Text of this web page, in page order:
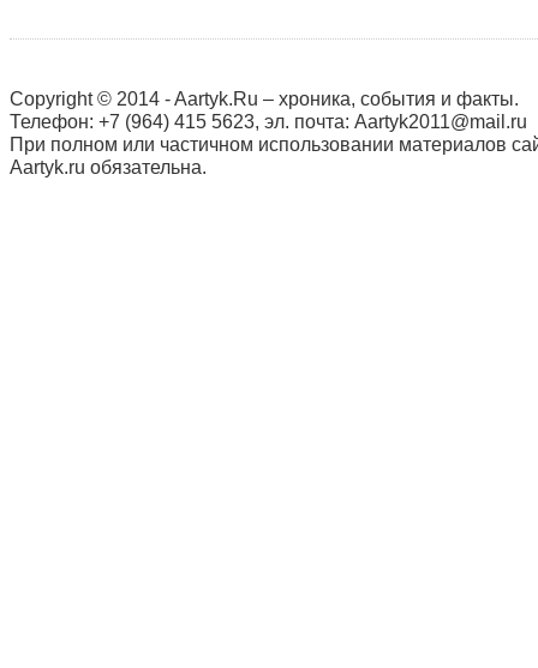
Copyright © 2014 - Aartyk.Ru – хроника, события и факты.
Телефон: +7 (964) 415 5623, эл. почта: Aartyk2011@mail.ru
При полном или частичном использовании материалов
Aartyk.ru oбязательна.